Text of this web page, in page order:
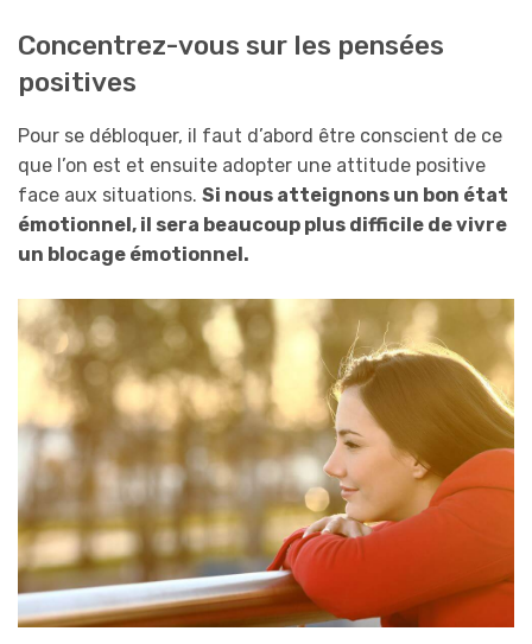
Concentrez-vous sur les pensées
positives
Pour se débloquer, il faut d’abord être conscient de ce
que l’on est et ensuite adopter une attitude positive
face aux situations. Si nous atteignons un bon état
émotionnel, il sera beaucoup plus difficile de vivre
un blocage émotionnel.